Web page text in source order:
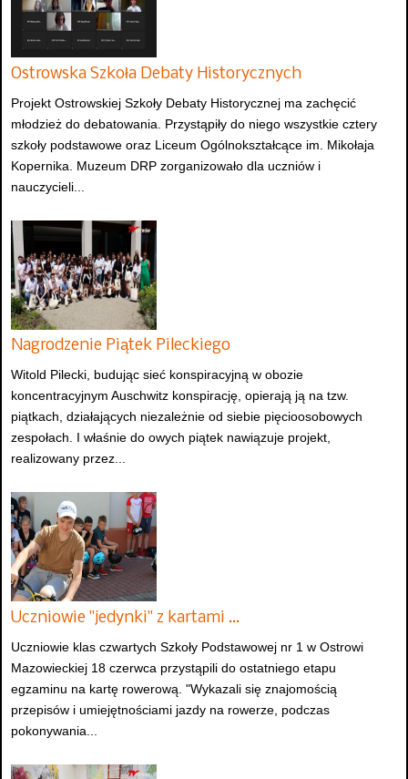
Ostrowska Szkoła Debaty Historycznych
Projekt Ostrowskiej Szkoły Debaty Historycznej ma zachęcić
młodzież do debatowania. Przystąpiły do niego wszystkie cztery
szkoły podstawowe oraz Liceum Ogólnokształcące im. Mikołaja
Kopernika. Muzeum DRP zorganizowało dla uczniów i
nauczycieli...
Nagrodzenie Piątek Pileckiego
Witold Pilecki, budując sieć konspiracyjną w obozie
koncentracyjnym Auschwitz konspirację, opierają ją na tzw.
piątkach, działających niezależnie od siebie pięcioosobowych
zespołach. I właśnie do owych piątek nawiązuje projekt,
realizowany przez...
Uczniowie "jedynki" z kartami …
Uczniowie klas czwartych Szkoły Podstawowej nr 1 w Ostrowi
Mazowieckiej 18 czerwca przystąpili do ostatniego etapu
egzaminu na kartę rowerową. "Wykazali się znajomością
przepisów i umiejętnościami jazdy na rowerze, podczas
pokonywania...